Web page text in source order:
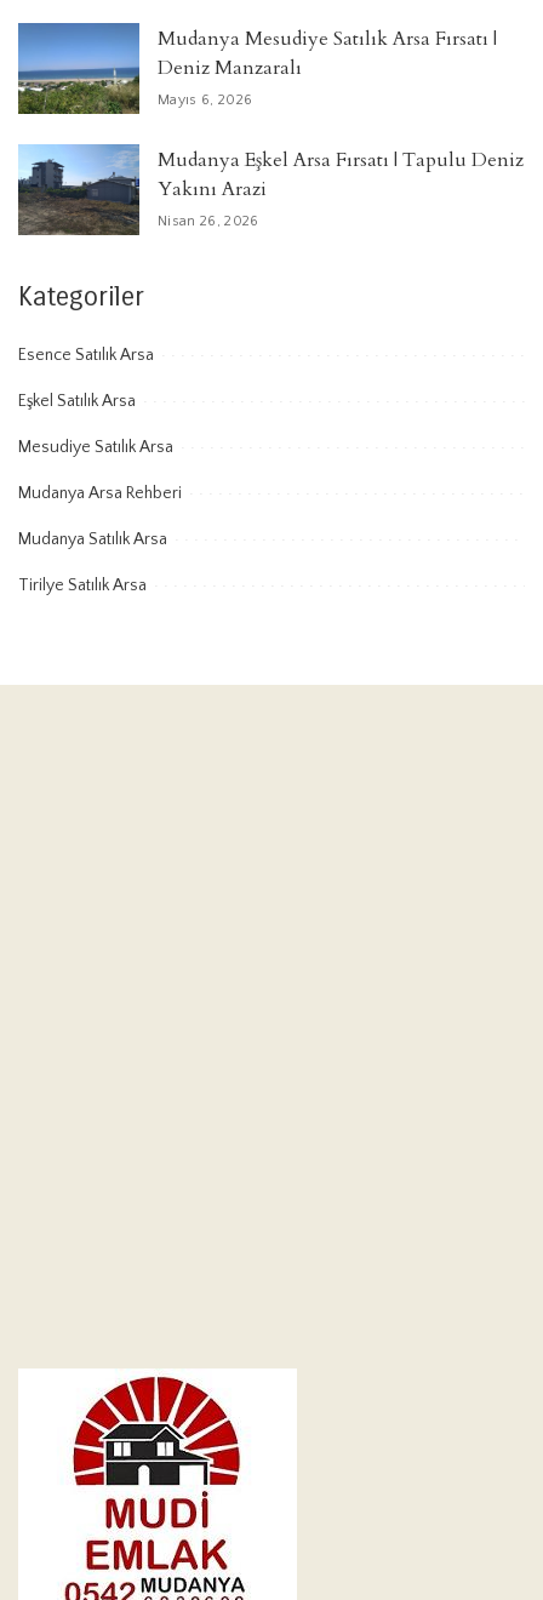
Mudanya Mesudiye Satılık Arsa Fırsatı |
Deniz Manzaralı
Mayıs 6, 2026
Mudanya Eşkel Arsa Fırsatı | Tapulu Deniz
Yakını Arazi
Nisan 26, 2026
Kategoriler
Esence Satılık Arsa
Eşkel Satılık Arsa
Mesudiye Satılık Arsa
Mudanya Arsa Rehberi
Mudanya Satılık Arsa
Tirilye Satılık Arsa